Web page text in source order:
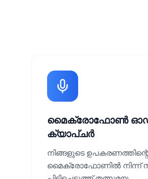
മൈക്രോഫോൺ
ക്യാപ്ചർ
നിങ്ങളുടെ
മൈക്രോഫോണിൽ നിന്ന്